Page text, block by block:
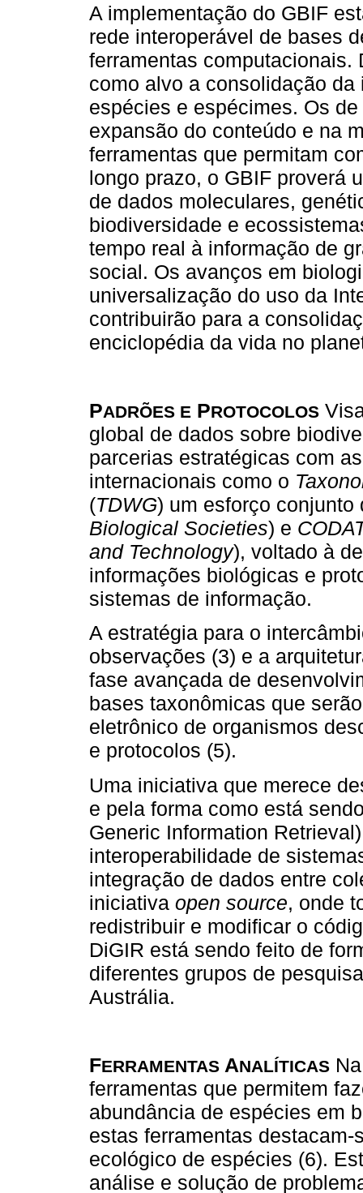
A implementação do GBIF
rede interoperável de bases
ferramentas computacionais.
como alvo a consolidação
espécies e espécimes. Os
expansão do conteúdo e na
ferramentas que permitam
longo prazo, o GBIF proverá
de dados moleculares,
biodiversidade e
tempo real à informação de
social. Os avanços em
universalização do uso da
contribuirão para a
enciclopédia da vida no
PADRÕES E PROTOCOLOS
global de dados sobre
parcerias estratégicas com
internacionais como o
(TDWG) um esforço
Biological Societies) e
and Technology), voltado à
informações biológicas e
sistemas de informação.
A estratégia para o
observações (3) e a
fase avançada de
bases taxonômicas que
eletrônico de organismos
e protocolos (5).
Uma iniciativa que merece
e pela forma como está
Generic Information
interoperabilidade de
integração de dados entre
iniciativa open source, onde
redistribuir e modificar o
DiGIR está sendo feito de
diferentes grupos de
Austrália.
FERRAMENTAS ANALÍTICAS
ferramentas que permitem
abundância de espécies em
estas ferramentas
ecológico de espécies (6).
análise e solução de